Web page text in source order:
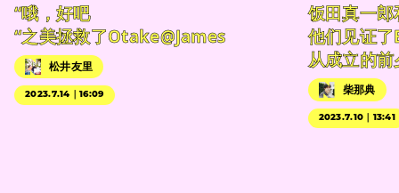
“哦，好吧
“之美拯救了Otake@James
松井友里
2023.7.14｜16:09
饭田真一
他们见证
从成立的
柴那典
2023.7.10｜13:41